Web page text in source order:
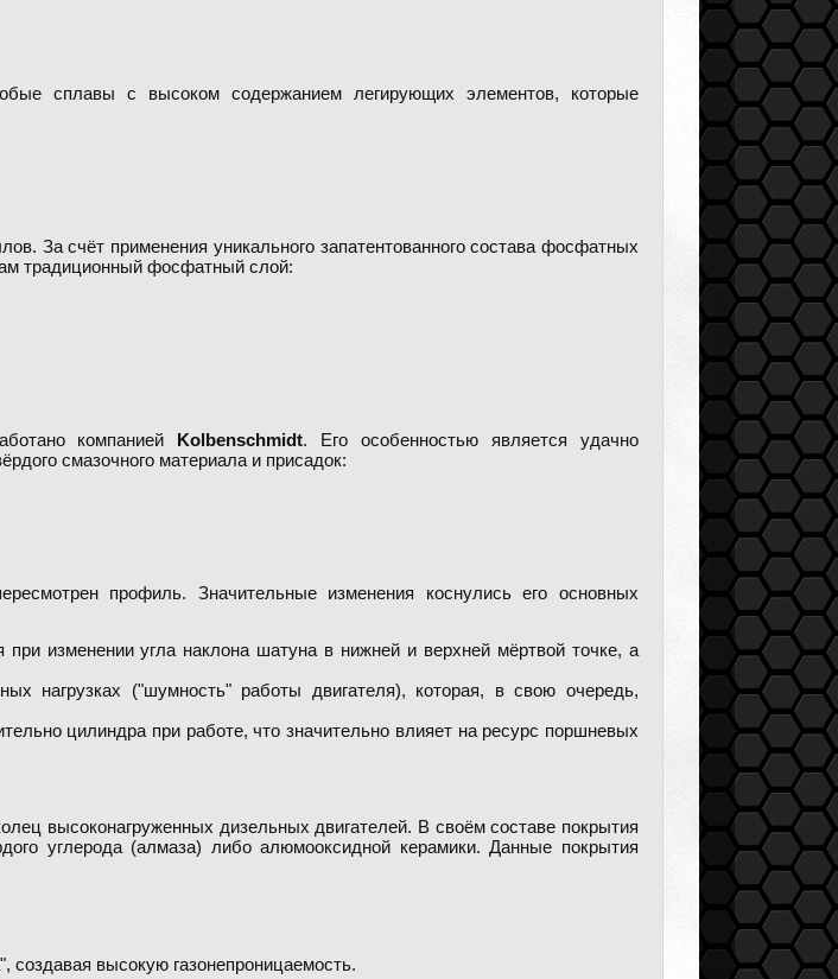
сплавы с высоком содержанием легирующих элементов, которые
За счёт применения уникального запатентованного состава фосфатных
традиционный фосфатный слой:
компанией Kolbenschmidt. Его особенностью является удачно
смазочного материала и присадок:
профиль. Значительные изменения коснулись его основных
изменении угла наклона шатуна в нижней и верхней мёртвой точке, а
нагрузках ("шумность" работы двигателя), которая, в свою очередь,
цилиндра при работе, что значительно влияет на ресурс поршневых
высоконагруженных дизельных двигателей. В своём составе покрытия
углерода (алмаза) либо алюмооксидной керамики. Данные покрытия
создавая высокую газонепроницаемость.